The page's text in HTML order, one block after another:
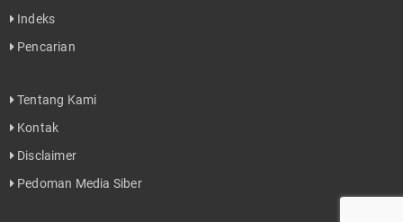
Indeks
Pencarian
Tentang Kami
Kontak
Disclaimer
Pedoman Media Siber